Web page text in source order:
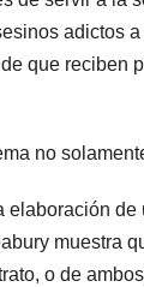
adictos
que reciben
no
muestra
o de